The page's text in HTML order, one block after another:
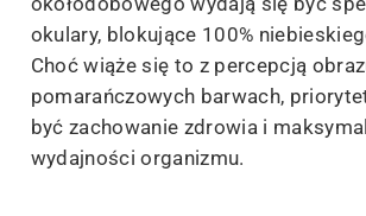
okulary, blokujące 100%
Choć wiąże się to z percepcją
pomarańczowych barwach,
być zachowanie zdrowia i
wydajności organizmu.